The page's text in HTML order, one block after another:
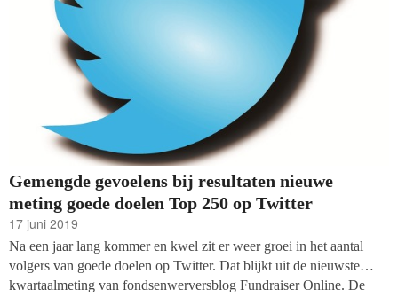
Gemengde gevoelens bij resultaten nieuwe
meting goede doelen Top 250 op Twitter
17 juni 2019
Na een jaar lang kommer en kwel zit er weer groei in het aantal
volgers van goede doelen op Twitter. Dat blijkt uit de nieuwste
kwartaalmeting van fondsenwerversblog Fundraiser Online. De